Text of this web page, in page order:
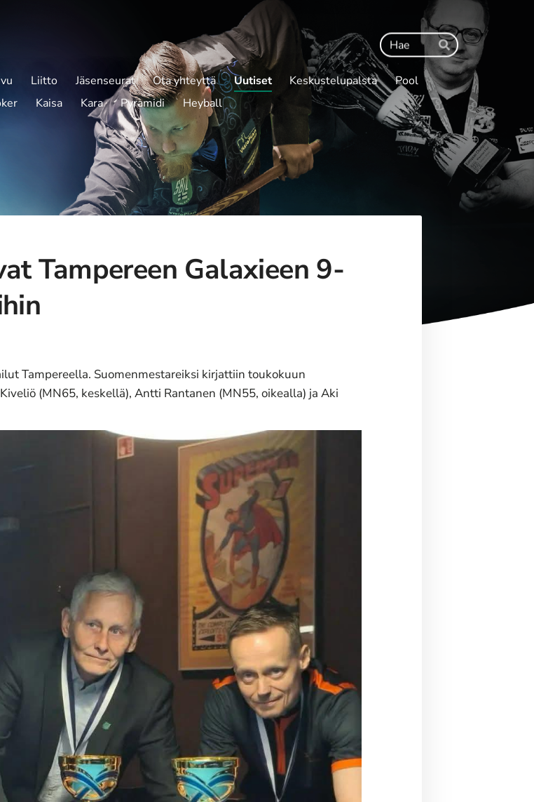
Haku
Hae
Liitto Jäsenseurat Ota yhteyttä Uutiset Keskustelupalsta
Pool
Kaisa Kara Pyramidi Heyball
Tampereen Galaxieen 9-
Tampereella. Suomenmestareiksi kirjattiin toukokuun
(MN65, keskellä), Antti Rantanen (MN55, oikealla) ja Aki